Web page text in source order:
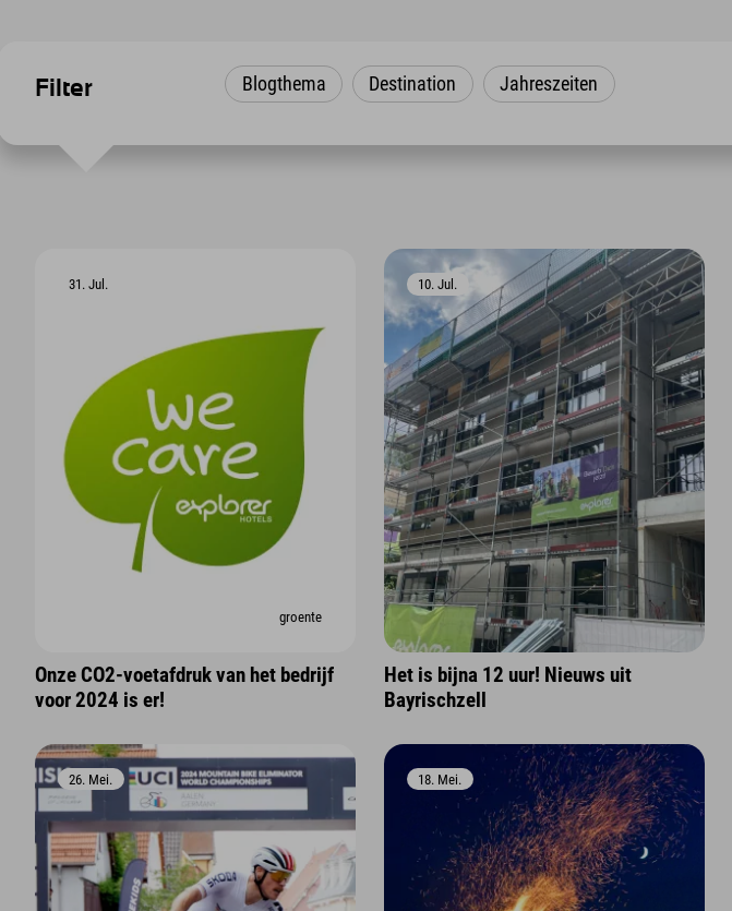
Filter Blogthema Destination Jahreszeiten
groente
31. Jul.
Onze CO2-voetafdruk van het bedrijf
voor 2024 is er!
10. Jul.
Het is bijna 12 uur! Nieuws uit
Bayrischzell
26. Mei. 18. Mei.